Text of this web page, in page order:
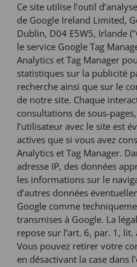
Ce site utilise l’outil
de Google Ireland Limited,
Dublin, D04 E5W5, Irlande
le service Google Tag
Analytics et Tag Manager
statistiques sur la publicité
recherche ainsi que sur le
de notre site. Chaque
consultations de sous-
l’utilisateur avec le site est
actives que si vous avez
Analytics et Tag Manager.
adresse IP, des données
les informations sur le
d’autres données
Google comme
transmises à Google. La
repose sur l’art. 6, par. 1, lit.
Vous pouvez retirer votre
en désactivant la case dans